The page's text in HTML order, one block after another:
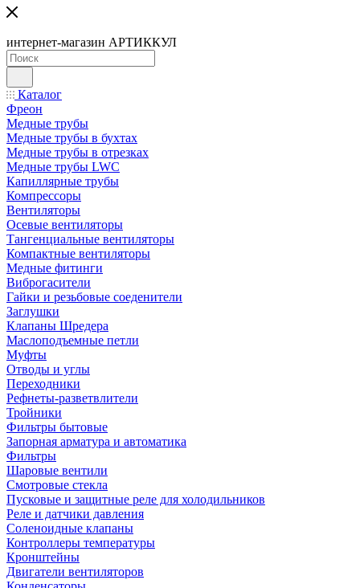
интернет-магазин АРТИККУЛ
Каталог
Фреон
Медные трубы
Медные трубы в бухтах
Медные трубы в отрезках
Медные трубы LWC
Капиллярные трубы
Компрессоры
Вентиляторы
Осевые вентиляторы
Тангенциальные вентиляторы
Компактные вентиляторы
Медные фитинги
Виброгасители
Гайки и резьбовые соеденители
Заглушки
Клапаны Шредера
Маслоподъемные петли
Муфты
Отводы и углы
Переходники
Рефнеты-разветвлители
Тройники
Фильтры бытовые
Запорная арматура и автоматика
Фильтры
Шаровые вентили
Смотровые стекла
Пусковые и защитные реле для холодильников
Реле и датчики давления
Соленоидные клапаны
Контроллеры температуры
Кронштейны
Двигатели вентиляторов